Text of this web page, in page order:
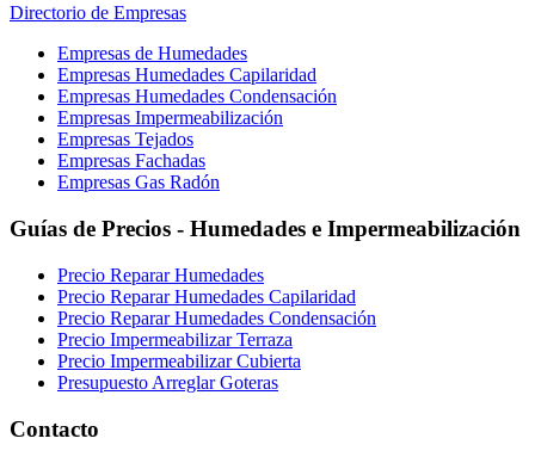
Directorio de Empresas
Empresas de Humedades
Empresas Humedades Capilaridad
Empresas Humedades Condensación
Empresas Impermeabilización
Empresas Tejados
Empresas Fachadas
Empresas Gas Radón
Guías de Precios - Humedades e Impermeabilización
Precio Reparar Humedades
Precio Reparar Humedades Capilaridad
Precio Reparar Humedades Condensación
Precio Impermeabilizar Terraza
Precio Impermeabilizar Cubierta
Presupuesto Arreglar Goteras
Contacto